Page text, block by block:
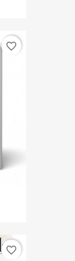
favorite_border
favorite_border